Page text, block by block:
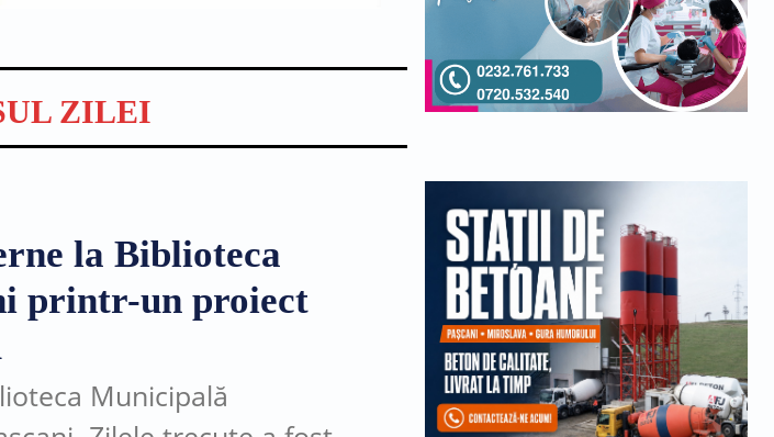
ZILEI
la Biblioteca
printr-un proiect
Municipală